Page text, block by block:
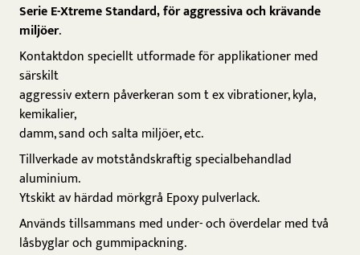
Serie E-Xtreme Standard, för aggressiva och krävande
miljöer.
Kontaktdon speciellt utformade för applikationer med
särskilt
aggressiv extern påverkeran som t ex vibrationer, kyla,
kemikalier,
damm, sand och salta miljöer, etc.
Tillverkade av motståndskraftig specialbehandlad
aluminium.
Ytskikt av härdad mörkgrå Epoxy pulverlack.
Används tillsammans med under- och överdelar med två
låsbyglar och gummipackning.